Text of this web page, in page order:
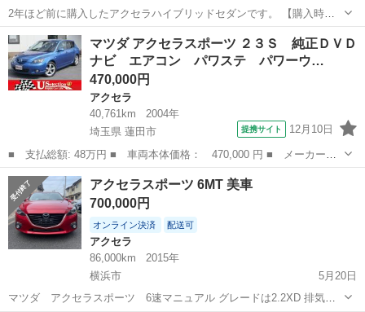
2年ほど前に購入したアクセラハイブリッドセダンです。 【購入時価
格】1800000ぐらい 【傷などの状態】とくに目立った傷はありませ
ん。 【アピールポイント】状態はいいのでまだまだ使えます！ 【希望
取引場所】どこでも、でき...
神奈川 小田原市 鴨宮駅 アクセラ
マツダ アクセラスポーツ ２３Ｓ 純正ＤＶＤ
ナビ エアコン パワステ パワーウ…
470,000円
アクセラ
40,761km
2004年
埼玉県 蓮田市
提携サイト 12月10日
■ 支払総額: 48万円 ■ 車両本体価格： 470,000 円 ■ メーカー
名： マツダ ■ 車種名： アクセラスポーツ ■ グレード名： ２
３Ｓ 純正ＤＶＤナビ エアコン パワステ パワーウインド キー
レス サイドエア...
埼玉 蓮田市 アクセラ
アクセラスポーツ 6MT 美車
700,000円
オンライン決済 配送可
アクセラ
86,000km
2015年
横浜市
5月20日
マツダ アクセラスポーツ 6速マニュアル グレードは2.2XD 排気量